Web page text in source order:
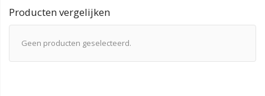
Producten vergelijken
Geen producten geselecteerd.